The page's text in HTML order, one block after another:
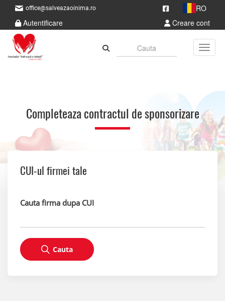
office@salveazaoinima.ro
RO
Autentificare
Creare cont
Completeaza contractul de sponsorizare
CUI-ul firmei tale
Cauta firma dupa CUI
Cauta